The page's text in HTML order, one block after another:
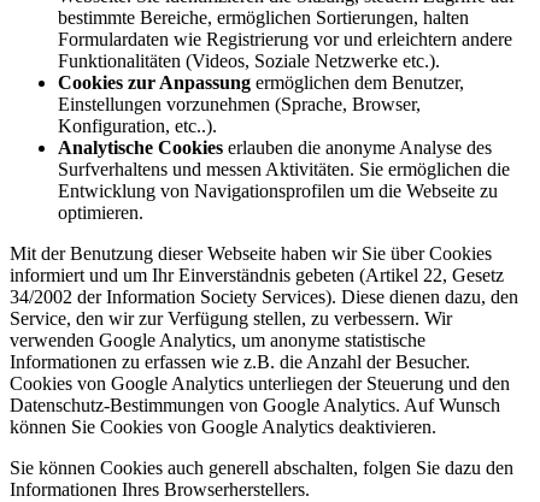
bestimmte Bereiche, ermöglichen Sortierungen, halten
Formulardaten wie Registrierung vor und erleichtern andere
Funktionalitäten (Videos, Soziale Netzwerke etc.).
Cookies zur Anpassung ermöglichen dem Benutzer,
Einstellungen vorzunehmen (Sprache, Browser,
Konfiguration, etc..).
Analytische Cookies erlauben die anonyme Analyse des
Surfverhaltens und messen Aktivitäten. Sie ermöglichen die
Entwicklung von Navigationsprofilen um die Webseite zu
optimieren.
Mit der Benutzung dieser Webseite haben wir Sie über Cookies
informiert und um Ihr Einverständnis gebeten (Artikel 22, Gesetz
34/2002 der Information Society Services). Diese dienen dazu, den
Service, den wir zur Verfügung stellen, zu verbessern. Wir
verwenden Google Analytics, um anonyme statistische
Informationen zu erfassen wie z.B. die Anzahl der Besucher.
Cookies von Google Analytics unterliegen der Steuerung und den
Datenschutz-Bestimmungen von Google Analytics. Auf Wunsch
können Sie Cookies von Google Analytics deaktivieren.
Sie können Cookies auch generell abschalten, folgen Sie dazu den
Informationen Ihres Browserherstellers.